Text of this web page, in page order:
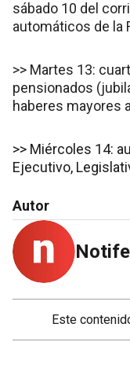
sábado 10 del
automáticos de la
>> Martes 13:
pensionados
haberes mayores
>> Miércoles 14:
Ejecutivo,
Autor
Este